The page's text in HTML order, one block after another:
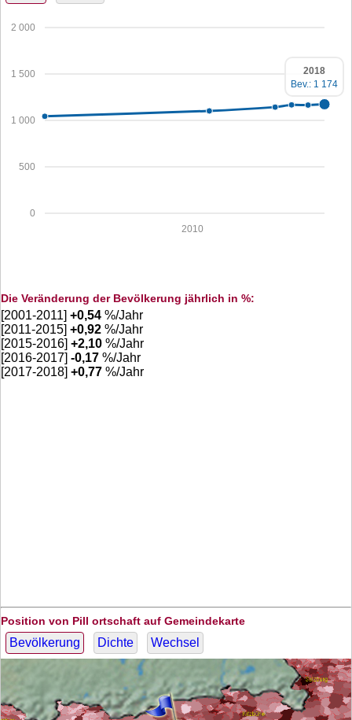
0
500
1 000
1 500
2 000
2010
2018
Bev.: 1 174
Die Veränderung der Bevölkerung jährlich in %:
[2001-2011] +0,54 %/Jahr
[2011-2015] +0,92 %/Jahr
[2015-2016] +2,10 %/Jahr
[2016-2017] -0,17 %/Jahr
[2017-2018] +0,77 %/Jahr
Position von Pill ortschaft auf Gemeindekarte
Bevölkerung Dichte Wechsel